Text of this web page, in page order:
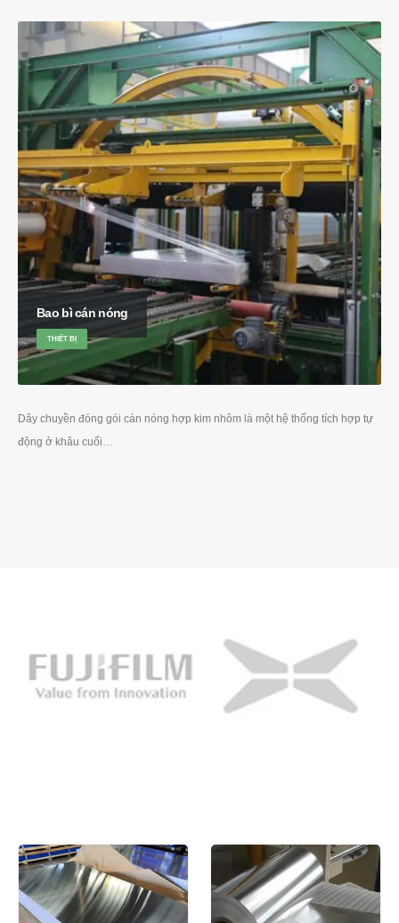
Bao bì cán nóng
THIẾT BỊ
Dây chuyền đóng gói cán nóng hợp kim nhôm là một hệ thống tích hợp tự
động ở khâu cuối…